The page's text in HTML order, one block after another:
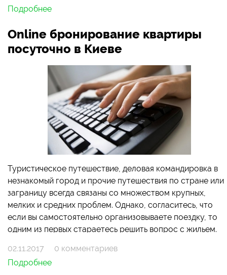
Подробнее
Online бронирование квартиры
посуточно в Киеве
Туристическое путешествие, деловая командировка в
незнакомый город и прочие путешествия по стране или
заграницу всегда связаны со множеством крупных,
мелких и средних проблем. Однако, согласитесь, что
если вы самостоятельно организовываете поездку, то
одним из первых стараетесь решить вопрос с жильем.
02.11.2017
0 комментариев
Подробнее